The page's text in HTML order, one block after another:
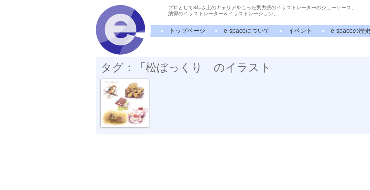
プロとして3年以上のキャリアをもった実力派のイラストレーターのショーケース。
納得のイラストレーター＆イラストレーション。
トップページ e-spaceについて イベント e-spaceの歴史
タグ：「松ぼっくり」のイラスト
秋の気配